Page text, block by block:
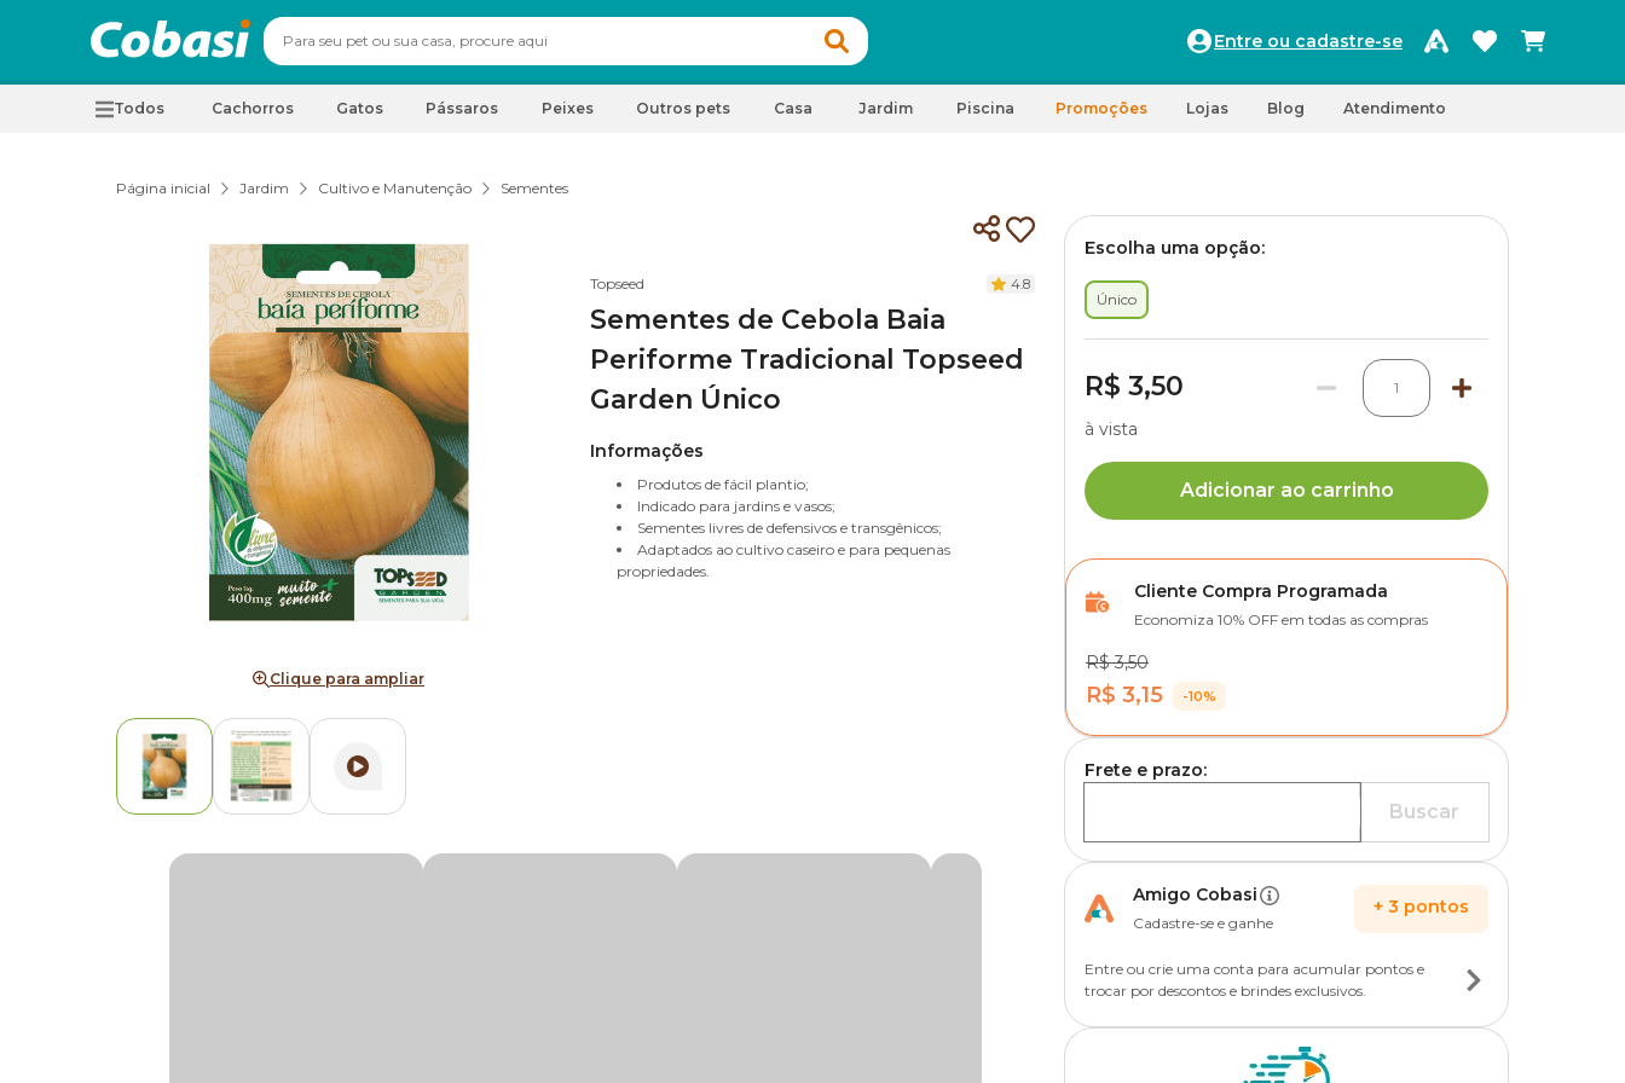
Entre ou cadastre-se
Todos Cachorros Gatos Pássaros Peixes Outros pets Casa Jardim Piscina Promoções Lojas Blog Atendimento
Página inicial Jardim Cultivo e Manutenção Sementes
Clique para ampliar
Topseed 4.8
Sementes de Cebola Baia
Periforme Tradicional Topseed
Garden Único
Informações
Produtos de fácil plantio;
Indicado para jardins e vasos;
Sementes livres de defensivos e transgênicos;
Adaptados ao cultivo caseiro e para pequenas
propriedades.
Escolha uma opção:
Único
R$ 3,50 1
à vista
Adicionar ao carrinho
Cliente Compra Programada
Economiza 10% OFF em todas as compras
R$ 3,50
R$ 3,15 -10%
Frete e prazo:
Buscar
Amigo Cobasi
Cadastre-se e ganhe
+ 3 pontos
Entre ou crie uma conta para acumular pontos e
trocar por descontos e brindes exclusivos.